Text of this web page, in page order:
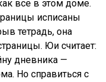
все в этом доме.
исписаны
тетрадь, она
Юи считает:
дневника —
Но справиться с